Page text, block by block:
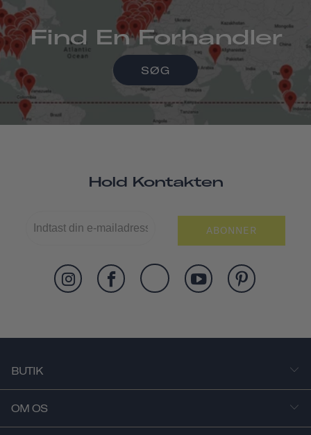
Find En Forhandler
SØG
Hold Kontakten
ABONNER
BUTIK
OM OS